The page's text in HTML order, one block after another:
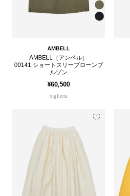
AMBELL
AMBELL（アンベル）
00141 ショートスリーブローンブ
ルゾン
¥60,500
biglietta